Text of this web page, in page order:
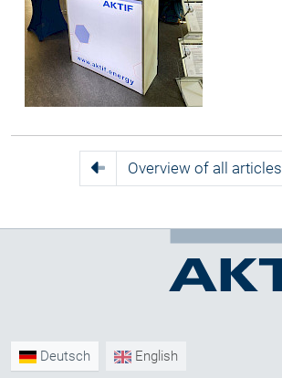
Overview of all articles
Deutsch English